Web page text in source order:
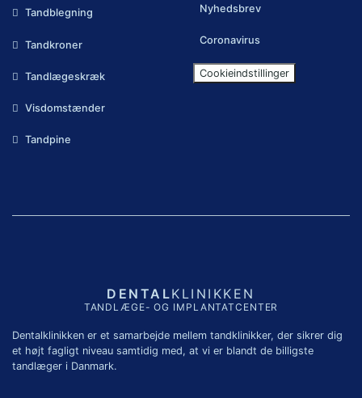
Tandblegning
Tandkroner
Tandlægeskræk
Visdomstænder
Tandpine
Nyhedsbrev
Coronavirus
Cookieindstillinger
DENTALKLINIKKEN
TANDLÆGE- OG IMPLANTATCENTER
Dentalklinikken er et samarbejde mellem tandklinikker, der sikrer dig
et højt fagligt niveau samtidig med, at vi er blandt de billigste
tandlæger i Danmark.